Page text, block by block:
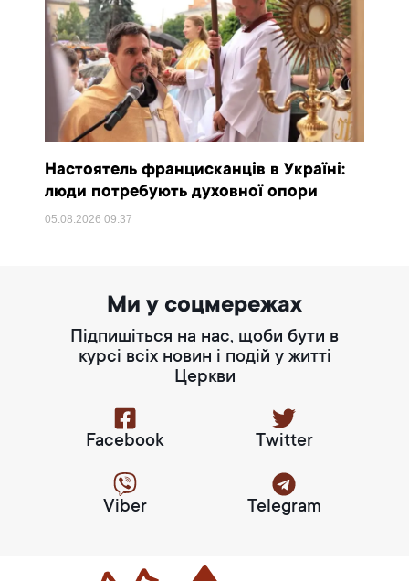
Настоятель францисканців в Україні:
люди потребують духовної опори
05.08.202609:37
Ми у соцмережах
Підпишіться на нас, щоби бути в
курсі всіх новин і подій у житті
Церкви
Facebook Twitter
Viber Telegram